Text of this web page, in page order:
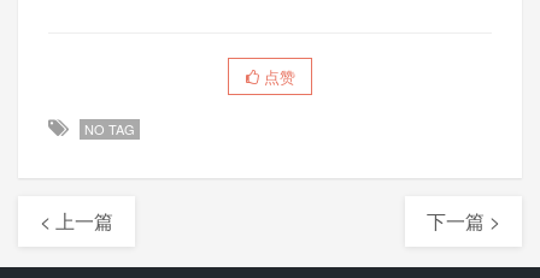
点赞
NO TAG
< 上一篇 下一篇 >